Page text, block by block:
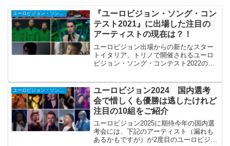
ユーロビジョン・ソング・コンテスト
『ユーロビジョン・ソング・コン
テスト2021』に出場した注目の
アーティストの現在は？！
ユーロビジョン出場からの新たなスター
トイタリア、トリノで開催されるユーロ
ビジョン・ソング・コンテスト2022の開
ル、オランダなどヨーロッパ各地でユー
ロビジョン出場者ら...
ユーロビジョン2024 国内選考
会で惜しくも優勝は逃したけれど
注目の10組をご紹介
ユーロビジョン2025に期待今年の国内選
考会には、下記のアーティスト（漏れも
あるかもですが）が2度目のユーロビジョ